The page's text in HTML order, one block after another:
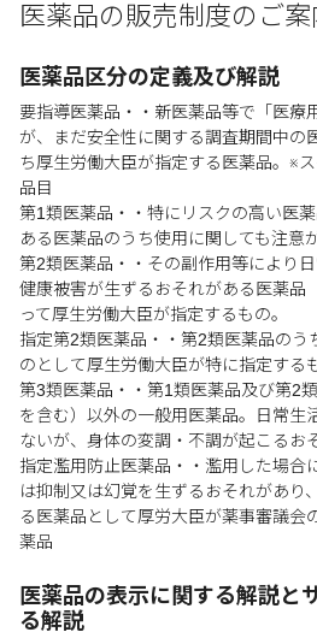
医薬品の販売制度のご案
医薬品区分の定義及び解説
要指導医薬品・・新医薬品等で「医療
が、まだ安全性に関する調査期間中の
ち厚生労働大臣が指定する医薬品。※
品目
第1類医薬品・・特にリスクの高い医
ある医薬品のうち使用に関しても注意
第2類医薬品・・その副作用等により
健康被害が生ずるおそれがある医薬品
って厚生労働大臣が指定するもの。
指定第2類医薬品・・第2類医薬品のう
のとして厚生労働大臣が特に指定する
第3類医薬品・・第1類医薬品及び第2
を含む）以外の一般用医薬品。日常生
ないが、身体の変調・不調が起こるお
指定濫用防止医薬品・・濫用した場合
は抑制又は幻覚を生ずるおそれがあり
る医薬品として厚労大臣が薬事審議会
薬品
医薬品の表示に関する解説と
る解説